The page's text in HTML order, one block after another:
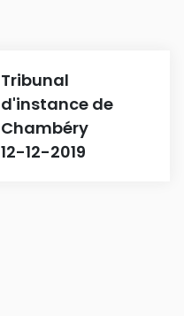
Tribunal
d'instance de
Chambéry
12-12-2019